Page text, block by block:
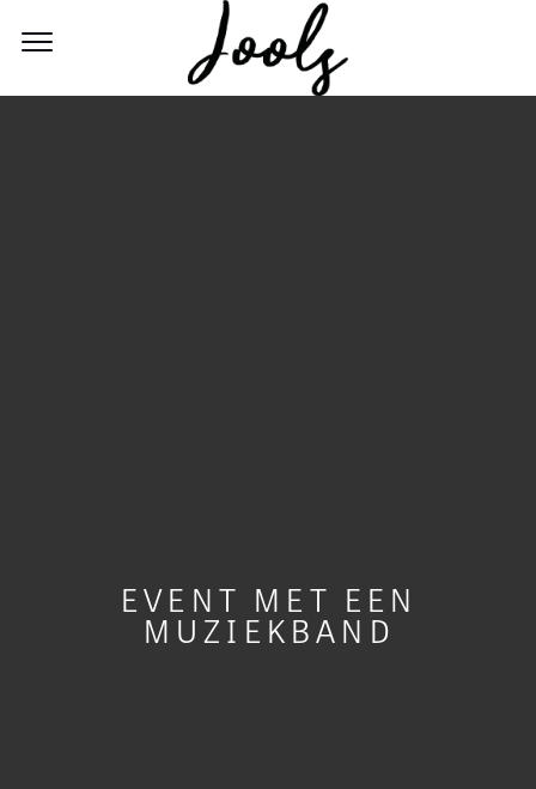
EVENT MET EEN
MUZIEKBAND